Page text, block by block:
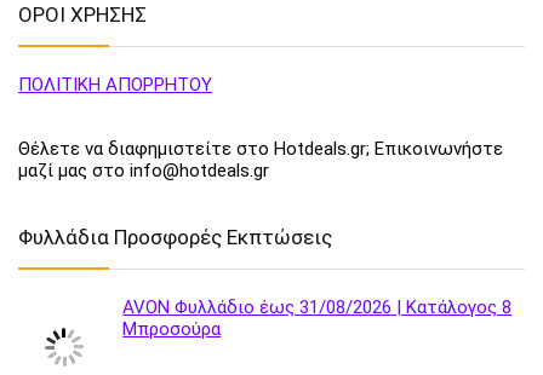
ΟΡΟΙ ΧΡΗΣΗΣ
ΠΟΛΙΤΙΚΗ ΑΠΟΡΡΗΤΟΥ
Θέλετε να διαφημιστείτε στο Hotdeals.gr; Επικοινωνήστε
μαζί μας στο info@hotdeals.gr
Φυλλάδια Προσφορές Εκπτώσεις
AVON Φυλλάδιο έως 31/08/2026 | Κατάλογος 8
Μπροσούρα